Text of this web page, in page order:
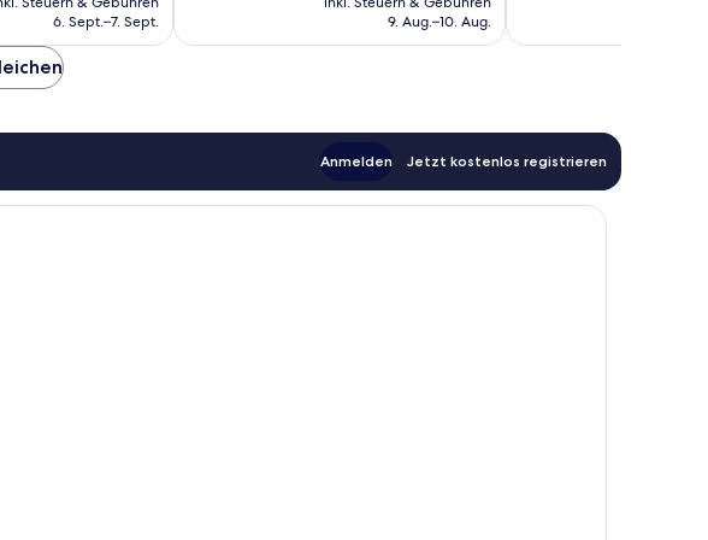
beträgt
6. Sept.–7. Sept.
beträgt
9. Aug.–10. Aug.
Anmelden Jetzt kostenlos registrieren